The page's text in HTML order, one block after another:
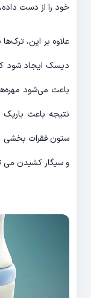
خود را از دست
علاوه بر این،
دیسک ایجاد شود
باعث می‌شود
نتیجه باعث
ستون فقرات بخشی
و سیگار کشیدن می